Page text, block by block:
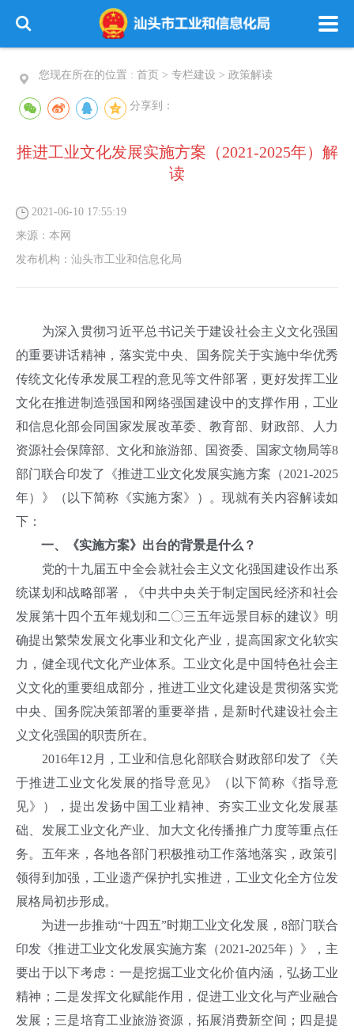
您现在所在的位置 : 首页 > 专栏建设 > 政策解读
分享到：
推进工业文化发展实施方案（2021-2025年）解
读
2021-06-10 17:55:19
来源： 本网
发布机构： 汕头市工业和信息化局
为深入贯彻习近平总书记关于建设社会主义文化强国
的重要讲话精神，落实党中央、国务院关于实施中华优秀
传统文化传承发展工程的意见等文件部署，更好发挥工业
文化在推进制造强国和网络强国建设中的支撑作用，工业
和信息化部会同国家发展改革委、教育部、财政部、人力
资源社会保障部、文化和旅游部、国资委、国家文物局等8
部门联合印发了《推进工业文化发展实施方案（2021-2025
年）》（以下简称《实施方案》）。现就有关内容解读如
下：
一、《实施方案》出台的背景是什么？
党的十九届五中全会就社会主义文化强国建设作出系
统谋划和战略部署，《中共中央关于制定国民经济和社会
发展第十四个五年规划和二〇三五年远景目标的建议》明
确提出繁荣发展文化事业和文化产业，提高国家文化软实
力，健全现代文化产业体系。工业文化是中国特色社会主
义文化的重要组成部分，推进工业文化建设是贯彻落实党
中央、国务院决策部署的重要举措，是新时代建设社会主
义文化强国的职责所在。
2016年12月，工业和信息化部联合财政部印发了《关
于推进工业文化发展的指导意见》（以下简称《指导意
见》），提出发扬中国工业精神、夯实工业文化发展基
础、发展工业文化产业、加大文化传播推广力度等重点任
务。五年来，各地各部门积极推动工作落地落实，政策引
领得到加强，工业遗产保护扎实推进，工业文化全方位发
展格局初步形成。
为进一步推动“十四五”时期工业文化发展，8部门联合
印发《推进工业文化发展实施方案（2021-2025年）》，主
要出于以下考虑：一是挖掘工业文化价值内涵，弘扬工业
精神；二是发挥文化赋能作用，促进工业文化与产业融合
发展；三是培育工业旅游资源，拓展消费新空间；四是提